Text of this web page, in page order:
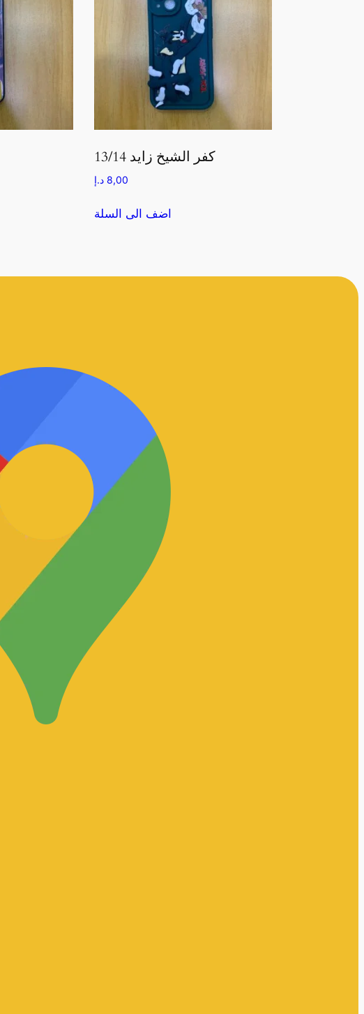
كفر الشيخ زايد 13/14
8,00 د.إ
اضف الى السلة